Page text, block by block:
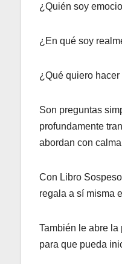
¿Quién soy
¿En qué soy
¿Qué quiero
Son preguntas
profundamente
abordan con
Con Libro
regala a sí misma
También le abre
para que pueda